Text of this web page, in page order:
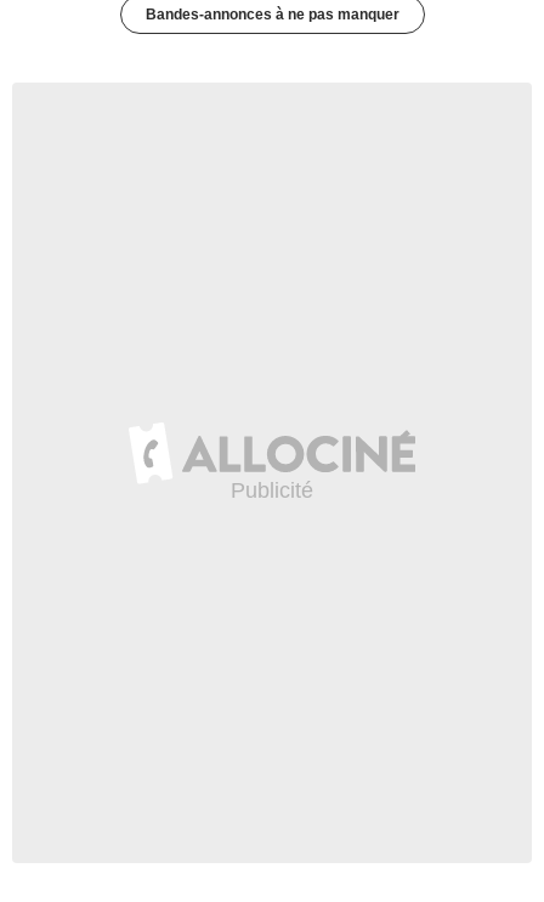
Bandes-annonces à ne pas manquer